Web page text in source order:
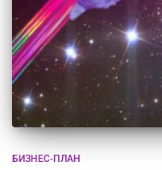
БИЗНЕС-ПЛАН